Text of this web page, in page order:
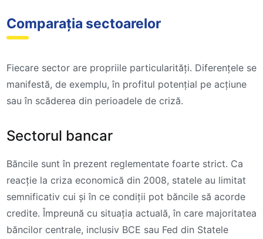
Comparația sectoarelor
Fiecare sector are propriile particularități. Diferențele se
manifestă, de exemplu, în profitul potențial pe acțiune
sau în scăderea din perioadele de criză.
Sectorul bancar
Băncile sunt în prezent reglementate foarte strict. Ca
reacție la criza economică din 2008, statele au limitat
semnificativ cui și în ce condiții pot băncile să acorde
credite. Împreună cu situația actuală, în care majoritatea
băncilor centrale, inclusiv BCE sau Fed din Statele